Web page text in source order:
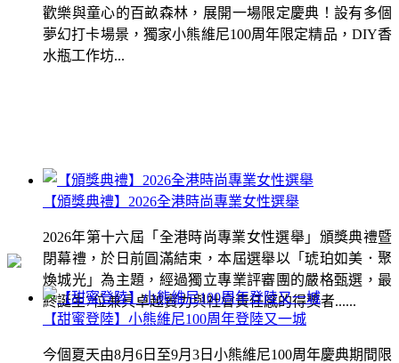
歡樂與童心的百畝森林，展開一場限定慶典！設有多個
夢幻打卡場景，獨家小熊維尼100周年限定精品，DIY香
水瓶工作坊...
【頒獎典禮】2026全港時尚專業女性選舉
2026年第十六屆「全港時尚專業女性選舉」頒獎典禮暨
閉幕禮，於日前圓滿結束，本屆選舉以「琥珀如美．聚
煥城光」為主題，經過獨立專業評審團的嚴格甄選，最
終誕生7位兼具卓越實力與社會責任感的得獎者......
【甜蜜登陸】小熊維尼100周年登陸又一城
今個夏天由8月6日至9月3日小熊維尼100周年慶典期間限